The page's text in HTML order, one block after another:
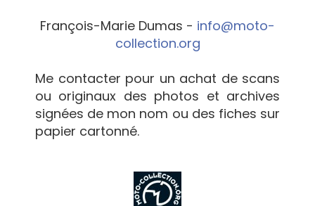
François-Marie Dumas - info@moto-
collection.org
Me contacter pour un achat de scans
ou originaux des photos et archives
signées de mon nom ou des fiches sur
papier cartonné.